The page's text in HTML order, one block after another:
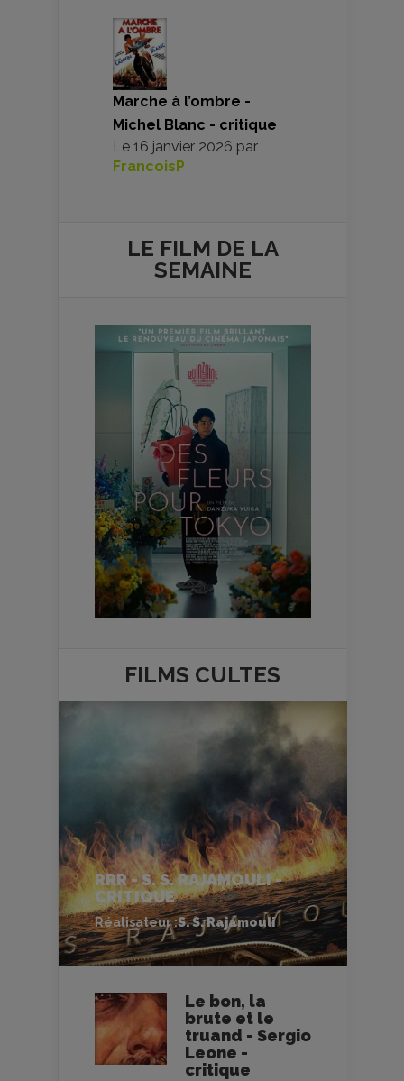
Marche à l’ombre -
Michel Blanc - critique
Le 16 janvier 2026 par
FrancoisP
LE FILM DE LA
SEMAINE
FILMS CULTES
RRR - S. S. RAJAMOULI -
CRITIQUE
Réalisateur :S. S. Rajamouli
Le bon, la
brute et le
truand - Sergio
Leone -
critique